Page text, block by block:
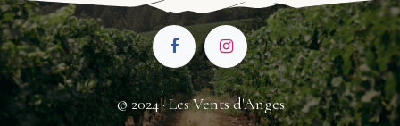
© 2024 · Les Vents d'Anges